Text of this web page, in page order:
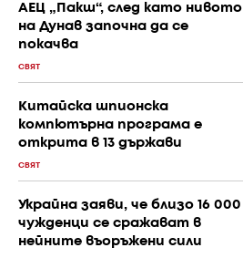
АЕЦ „Пакш“, след като нивото
на Дунав започна да се
покачва
СВЯТ
Китайска шпионска
компютърна програма е
открита в 13 държави
СВЯТ
Украйна заяви, че близо 16 000
чужденци се сражават в
нейните въоръжени сили